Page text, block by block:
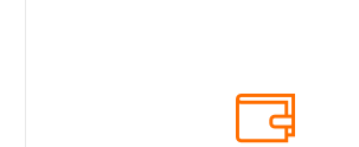
Spendenkonto direkt per